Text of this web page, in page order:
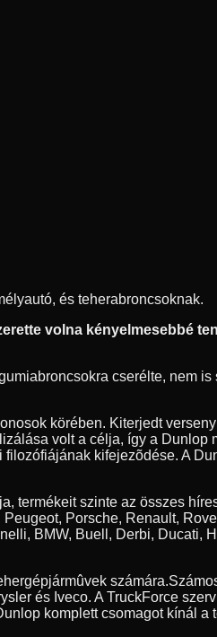
és teherabroncsoknak.
volna kényelmesebbé
cserélte, nem
körében. Kiterjedt
volt a célja, így a
kifejezõdése. A
szinte az összes
Porsche, Renault,
BMW, Buell, Derbi, Ducati,
számára.
és Iveco. A TruckForce
komplett csomagot kínál a